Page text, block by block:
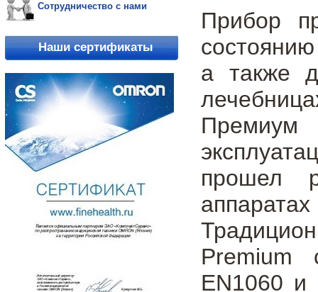
Сотрудничество с нами
Наши сертификаты
Прибор
а также
Премиум
прошел
Premium
EN1060 и